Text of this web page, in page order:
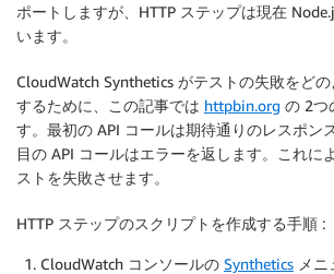
ポートしますが、HTTP ステップは現在
います。
CloudWatch Synthetics がテストの失敗をど
するために、この記事では httpbin.org の 2つ
す。最初の API コールは期待通りのレスポン
目の API コールはエラーを返します。これに
ストを失敗させます。
HTTP ステップのスクリプトを作成する手順 :
CloudWatch コンソールの Synthetics メニ